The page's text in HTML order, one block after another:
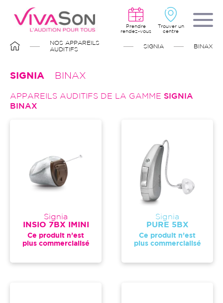
contenu
principal
Prendre
rendez-vous
Trouver un
centre
FIL
D'ARIANE
NOS APPAREILS
AUDITIFS
SIGNIA BINAX
SIGNIA BINAX
APPAREILS AUDITIFS DE LA GAMME SIGNIA
BINAX
Signia
INSIO 7BX IMINI
Ce produit n’est
plus commercialisé
Signia
PURE 5BX
Ce produit n’est
plus commercialisé